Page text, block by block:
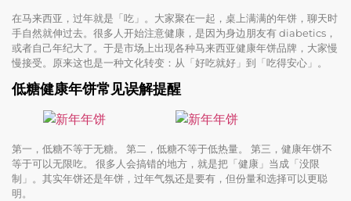
在马来西亚，过年就是「吃」。大家聚在一起，桌上满满的年饼，聊天时
手自然就伸过去。很多人开始注意健康，是因为身边朋友有 diabetics，
或者自己年纪大了。于是市场上出现各种马来西亚健康年饼品牌，大家慢
慢接受。原来这也是一种文化转变：从「好吃就好」到「吃得安心」。
低糖健康年饼常见误解提醒
第一，低糖不等于无糖。 第二，低糖不等于低热量。 第三，健康年饼不
等于可以无限吃。 很多人会搞错的地方，就是把「健康」当成「没限
制」。其实年饼还是年饼，过年气氛还是要有，但份量和选择可以更聪
明。